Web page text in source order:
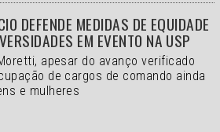
DEFENDE MEDIDAS DE EQUIDADE
EM EVENTO NA USP
apesar do avanço verificado
de cargos de comando ainda
e mulheres